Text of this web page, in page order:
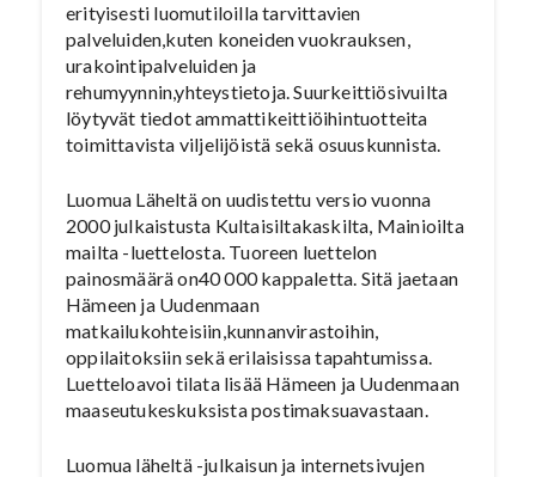
erityisesti luomutiloilla tarvittavien
palveluiden,kuten koneiden vuokrauksen,
urakointipalveluiden ja
rehumyynnin,yhteystietoja. Suurkeittiösivuilta
löytyvät tiedot ammattikeittiöihintuotteita
toimittavista viljelijöistä sekä osuuskunnista.
Luomua Läheltä on uudistettu versio vuonna
2000 julkaistusta Kultaisiltakaskilta, Mainioilta
mailta -luettelosta. Tuoreen luettelon
painosmäärä on40 000 kappaletta. Sitä jaetaan
Hämeen ja Uudenmaan
matkailukohteisiin,kunnanvirastoihin,
oppilaitoksiin sekä erilaisissa tapahtumissa.
Luetteloavoi tilata lisää Hämeen ja Uudenmaan
maaseutukeskuksista postimaksuavastaan.
Luomua läheltä -julkaisun ja internetsivujen